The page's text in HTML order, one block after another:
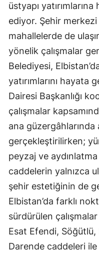
üstyapı
ediyor. Şehir merkezi
mahallelerde de
yönelik çalışmalar
Belediyesi,
yatırımlarını hayata
Dairesi Başkanlığı
çalışmalar
ana
gerçekleştirilirken;
peyzaj ve
caddelerin yalnızca
şehir estetiğinin de
Elbistan’da farklı
sürdürülen çalışmalar
Esat Efendi, Söğütlü,
Darende caddeleri